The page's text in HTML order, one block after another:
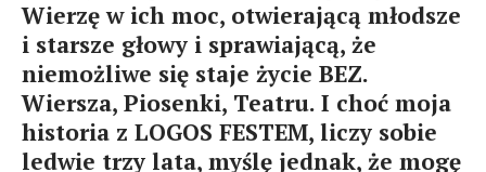
Wierzę w ich moc, otwierającą młodsze
i starsze głowy i sprawiającą, że
niemożliwe się staje życie BEZ.
Wiersza, Piosenki, Teatru. I choć moja
historia z LOGOS FESTEM, liczy sobie
ledwie trzy lata, myślę jednak, że mogę